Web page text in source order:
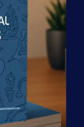
práticas e
eficiente
de seus